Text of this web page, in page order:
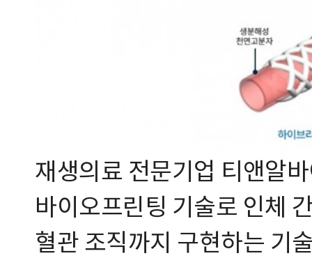
재생의료 전문기업 티앤알
바이오프린팅 기술로 인체
혈관 조직까지 구현하는 기